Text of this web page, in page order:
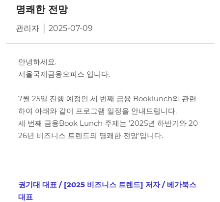
명쾌한 전망
관리자 │ 2025-07-09
안녕하세요.
서울국제금융오피스 입니다.
7월 25일 진행 예정인 세 번째 금융 Booklunch와 관련
하여 아래와 같이 프로그램 일정을 안내드립니다.
세 번째 금융Book Lunch 주제는 '2025년 하반기와 20
26년 비즈니스 트렌드의 명쾌한 전망'​입니다.
권기대 대표 / [2025 비즈니스 트렌드] 저자 / 베가북스
대표